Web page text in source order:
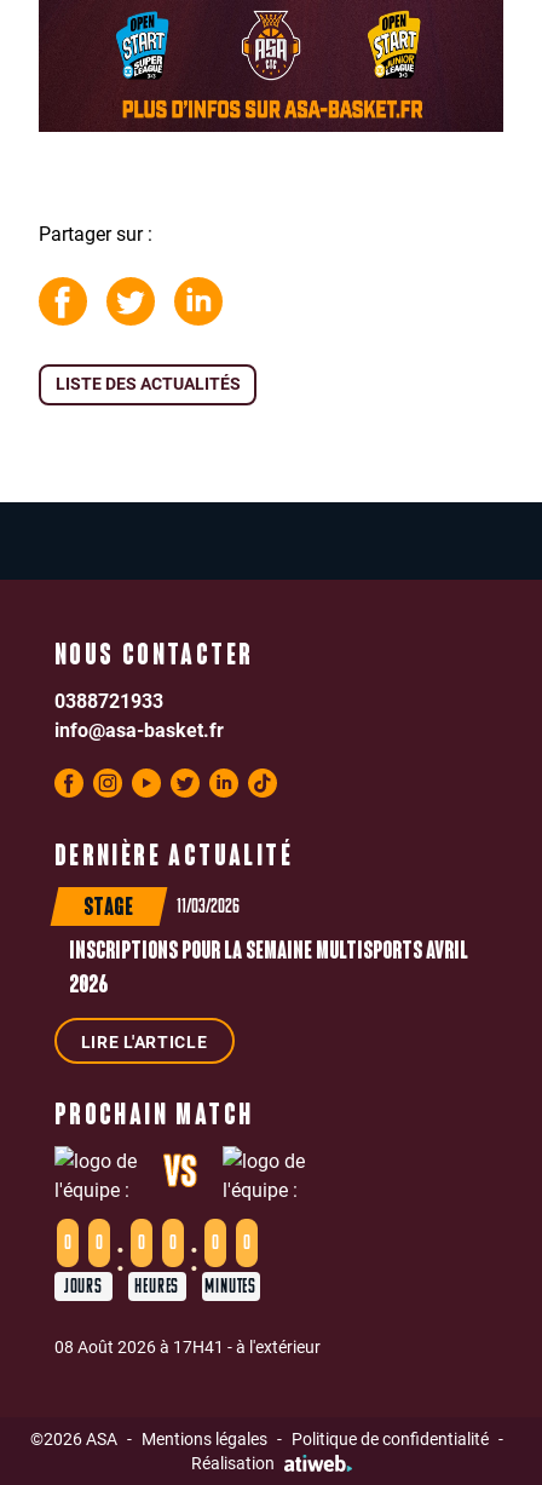
Partager sur :
LISTE DES ACTUALITÉS
DERNIÈRE ACTUALITÉ
STAGE 11/03/2026
INSCRIPTIONS POUR LA SEMAINE MULTISPORTS AVRIL
2026
LIRE L'ARTICLE
NOUS CONTACTER
0388721933
info@asa-basket.fr
PROCHAIN MATCH
0 0
JOURS
: 0 0
HEURES
: 0 0
MINUTES
VS
08 Août 2026 à 17H41 - à l'extérieur
©2026 ASA - Mentions légales - Politique de confidentialité -
Réalisation